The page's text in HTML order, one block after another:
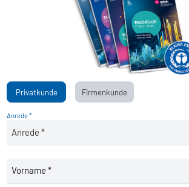
Privatkunde Firmenkunde
Anrede *
Vorname *